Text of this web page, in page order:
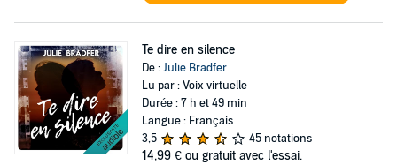
Te dire en silence
De :Julie Bradfer
Lu par : Voix virtuelle
Durée : 7 h et 49 min
Langue : Français
3,5
45 notations
14,99 € ou gratuit avec l'essai.